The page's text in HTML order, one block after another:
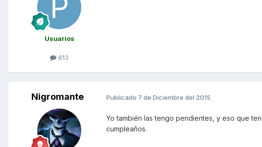
Usuarios
613
Nigromante Publicado 7 de Diciembre del 2015
Yo también las tengo pendientes, y eso que
cumpleaños.